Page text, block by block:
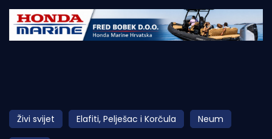
Početna
Obala
Otoci
Živi svijet Elafiti, Pelješac i Korčula Neum